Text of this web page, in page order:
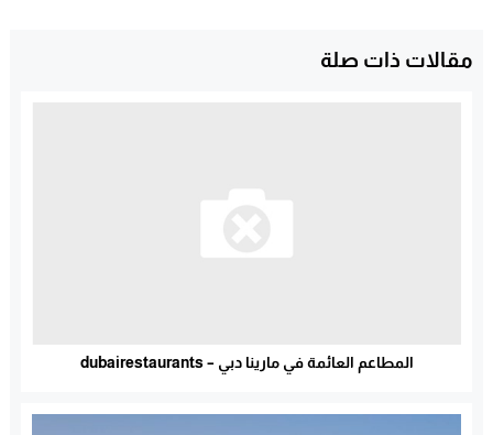
مقالات ذات صلة
المطاعم العائمة في مارينا دبي – dubairestaurants